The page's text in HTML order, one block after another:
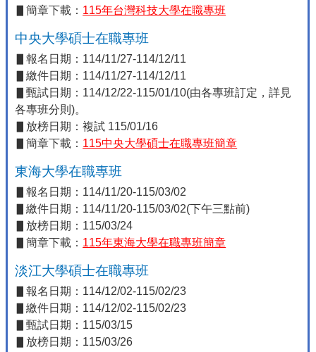
▋簡章下載： 115年台灣科技大學在職專班
中央大學碩士在職專班
▋報名日期：114/11/27-114/12/11
▋繳件日期：114/11/27-114/12/11
▋甄試日期：114/12/22-115/01/10(由各專班訂定，詳見
各專班分則)。
▋放榜日期：複試 115/01/16
▋簡章下載： 115中央大學碩士在職專班簡章
東海大學在職專班
▋報名日期：114/11/20-115/03/02
▋繳件日期：114/11/20-115/03/02(下午三點前)
▋放榜日期：115/03/24
▋簡章下載： 115年東海大學在職專班簡章
淡江大學碩士在職專班
▋報名日期：114/12/02-115/02/23
▋繳件日期：114/12/02-115/02/23
▋甄試日期：115/03/15
▋放榜日期：115/03/26